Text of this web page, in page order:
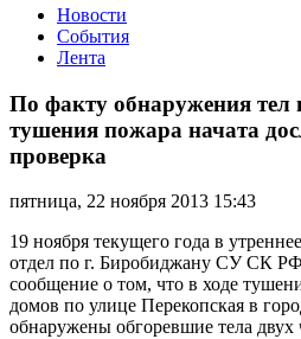
Новости
События
Лента
факту
обнаружения
тел
погибших
время
пожара
начата
доследственная
проверка
По факту обнаружения тел
тушения пожара начата
проверка
пятница, 22 ноября 2013 15:43
19 ноября текущего года в
отдел по г. Биробиджану СУ СК
сообщение о том, что в ходе
домов по улице Перекопская в
обнаружены обгоревшие тела двух